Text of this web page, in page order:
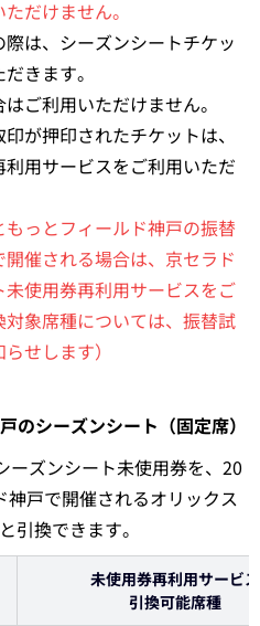
だけません。
は、シーズンシートチケッ
きます。
ご利用いただけません。
が押印されたチケットは、
用サービスをご利用いただ
っとフィールド神戸の振替
催される場合は、京セラド
使用券再利用サービスをご
象席種については、振替試
せします）
のシーズンシート（固定席）
ーズンシート未使用券を、20
戸で開催されるオリックス
引換できます。
未使用券再利用サービス
引換可能席種